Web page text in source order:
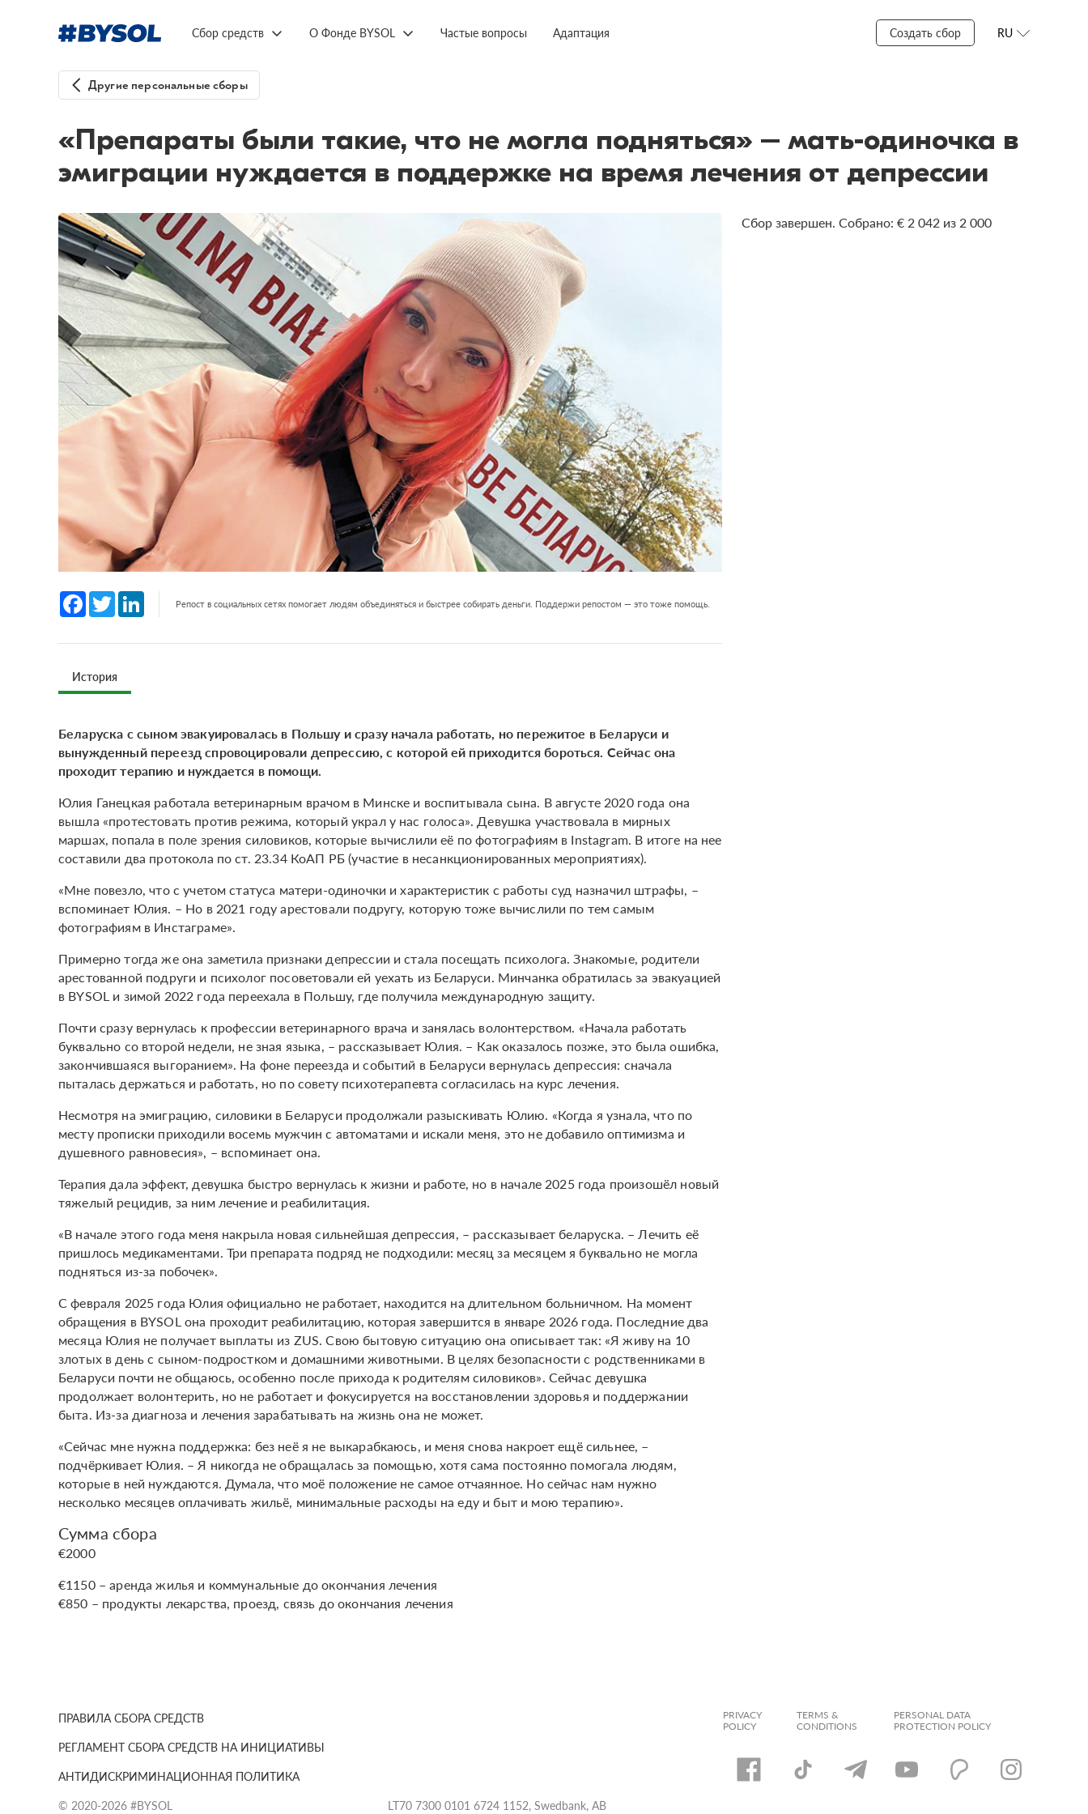
Сбор средств О Фонде BYSOL Частые вопросы Адаптация Создать сбор RU
Другие персональные сборы
«Препараты были такие, что не могла подняться» – мать-одиночка в
эмиграции нуждается в поддержке на время лечения от депрессии
Facebook
Twitter LinkedInРепост в социальных сетях помогает людям объединяться и быстрее собирать деньги. Поддержи репостом — это тоже помощь.
История
Беларуска с сыном эвакуировалась в Польшу и сразу начала работать, но пережитое в Беларуси и
вынужденный переезд спровоцировали депрессию, с которой ей приходится бороться. Сейчас она
проходит терапию и нуждается в помощи.
Юлия Ганецкая работала ветеринарным врачом в Минске и воспитывала сына. В августе 2020 года она
вышла «протестовать против режима, который украл у нас голоса». Девушка участвовала в мирных
маршах, попала в поле зрения силовиков, которые вычислили её по фотографиям в Instagram. В итоге на нее
составили два протокола по ст. 23.34 КоАП РБ (участие в несанкционированных мероприятиях).
«Мне повезло, что с учетом статуса матери-одиночки и характеристик с работы суд назначил штрафы, –
вспоминает Юлия. – Но в 2021 году арестовали подругу, которую тоже вычислили по тем самым
фотографиям в Инстаграме».
Примерно тогда же она заметила признаки депрессии и стала посещать психолога. Знакомые, родители
арестованной подруги и психолог посоветовали ей уехать из Беларуси. Минчанка обратилась за эвакуацией
в BYSOL и зимой 2022 года переехала в Польшу, где получила международную защиту.
Почти сразу вернулась к профессии ветеринарного врача и занялась волонтерством. «Начала работать
буквально со второй недели, не зная языка, – рассказывает Юлия. – Как оказалось позже, это была ошибка,
закончившаяся выгоранием». На фоне переезда и событий в Беларуси вернулась депрессия: сначала
пыталась держаться и работать, но по совету психотерапевта согласилась на курс лечения.
Несмотря на эмиграцию, силовики в Беларуси продолжали разыскивать Юлию. «Когда я узнала, что по
месту прописки приходили восемь мужчин с автоматами и искали меня, это не добавило оптимизма и
душевного равновесия», – вспоминает она.
Терапия дала эффект, девушка быстро вернулась к жизни и работе, но в начале 2025 года произошёл новый
тяжелый рецидив, за ним лечение и реабилитация.
«В начале этого года меня накрыла новая сильнейшая депрессия, – рассказывает беларуска. – Лечить её
пришлось медикаментами. Три препарата подряд не подходили: месяц за месяцем я буквально не могла
подняться из-за побочек».
С февраля 2025 года Юлия официально не работает, находится на длительном больничном. На момент
обращения в BYSOL она проходит реабилитацию, которая завершится в январе 2026 года. Последние два
месяца Юлия не получает выплаты из ZUS. Свою бытовую ситуацию она описывает так: «Я живу на 10
злотых в день с сыном-подростком и домашними животными. В целях безопасности с родственниками в
Беларуси почти не общаюсь, особенно после прихода к родителям силовиков». Сейчас девушка
продолжает волонтерить, но не работает и фокусируется на восстановлении здоровья и поддержании
быта. Из-за диагноза и лечения зарабатывать на жизнь она не может.
«Сейчас мне нужна поддержка: без неё я не выкарабкаюсь, и меня снова накроет ещё сильнее, –
подчёркивает Юлия. – Я никогда не обращалась за помощью, хотя сама постоянно помогала людям,
которые в ней нуждаются. Думала, что моё положение не самое отчаянное. Но сейчас нам нужно
несколько месяцев оплачивать жильё, минимальные расходы на еду и быт и мою терапию».
Сумма сбора
€2000
€1150 – аренда жилья и коммунальные до окончания лечения
€850 – продукты лекарства, проезд, связь до окончания лечения
Сбор завершен. Собрано: € 2 042 из 2 000
ПРАВИЛА СБОРА СРЕДСТВ
РЕГЛАМЕНТ СБОРА СРЕДСТВ НА ИНИЦИАТИВЫ
АНТИДИСКРИМИНАЦИОННАЯ ПОЛИТИКА
© 2020-2026 #BYSOL
LT70 7300 0101 6724 1152, Swedbank, AB
PRIVACY
POLICY
TERMS &
CONDITIONS
PERSONAL DATA
PROTECTION POLICY